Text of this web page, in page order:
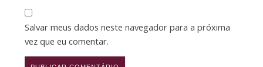
Salvar meus dados neste navegador para a próxima
vez que eu comentar.